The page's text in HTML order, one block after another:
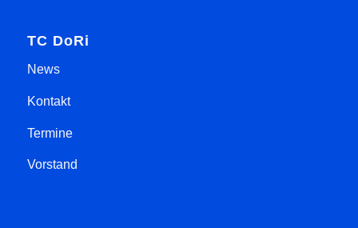
TC DoRi
News
Kontakt
Termine
Vorstand